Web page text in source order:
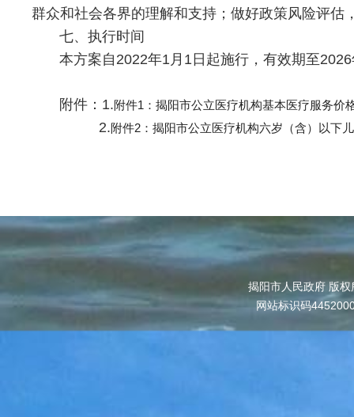
群众和社会各界的理解和支持；做好政策风险评
七、执行时间
本方案自2022年1月1日起施行，有效期至2026
附件：1.附件1：揭阳市公立医疗机构基本医疗服务价
2.附件2：揭阳市公立医疗机构六岁（含）以下
揭阳市人民政府 版
网站标识码